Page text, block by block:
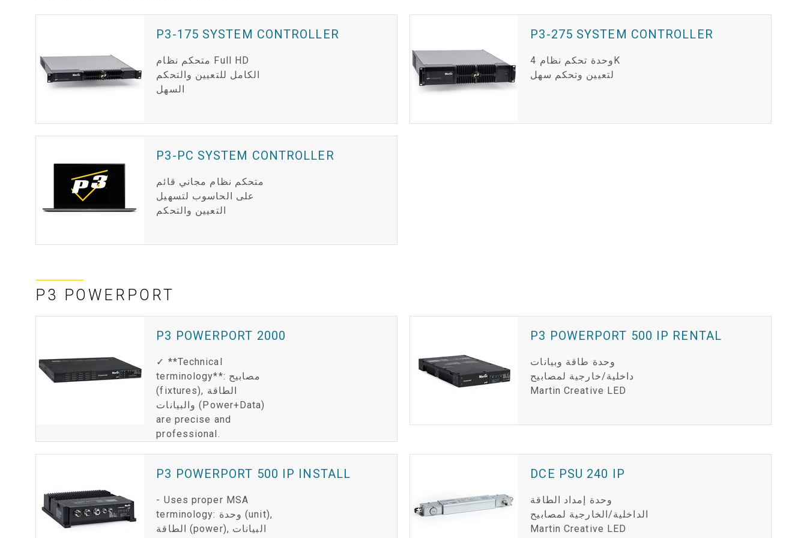
P3-175 SYSTEM CONTROLLER
متحكم نظام Full HD
الكامل للتعيين والتحكم
السهل
P3-275 SYSTEM CONTROLLER
وحدة تحكم نظام 4K
لتعيين وتحكم سهل
P3-PC SYSTEM CONTROLLER
متحكم نظام مجاني قائم
على الحاسوب لتسهيل
التعيين والتحكم
P3 POWERPORT
P3 POWERPORT 2000
✓ **Technical
terminology**: مصابيح
(fixtures), الطاقة
والبيانات (Power+Data)
are precise and
professional.
P3 POWERPORT 500 IP RENTAL
وحدة طاقة وبيانات
داخلية/خارجية لمصابيح
Martin Creative LED
P3 POWERPORT 500 IP INSTALL
- Uses proper MSA
terminology: وحدة (unit),
الطاقة (power), البيانات
DCE PSU 240 IP
وحدة إمداد الطاقة
الداخلية/الخارجية لمصابيح
Martin Creative LED